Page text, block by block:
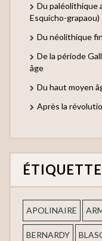
Du paléolithique
Esquicho-grapaou)
Du néolithique
De la période
âge
Du haut moyen
Après la
APOLINAIRE
BERNARDY